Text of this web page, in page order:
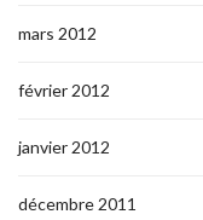
mars 2012
février 2012
janvier 2012
décembre 2011